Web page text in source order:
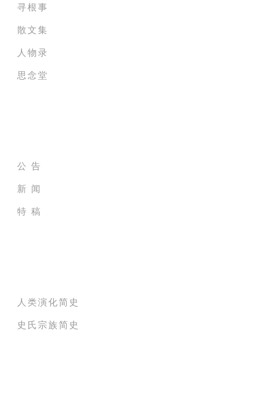
寻根事
散文集
人物录
思念堂
公 告
新 闻
特 稿
人类演化简史
史氏宗族简史